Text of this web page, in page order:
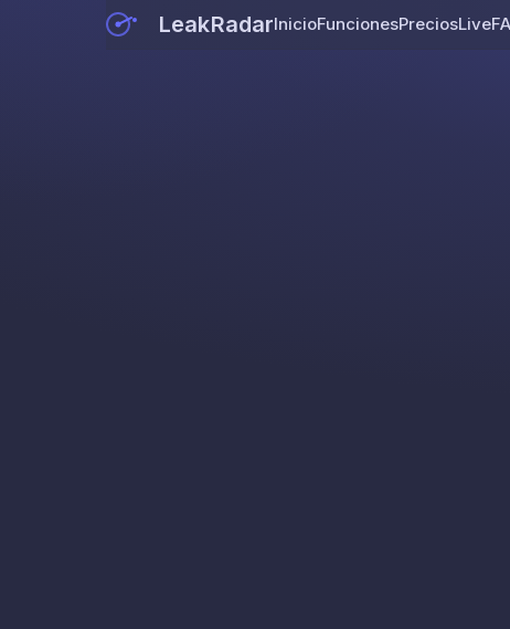
LeakRadarInicioFuncionesPreciosLive